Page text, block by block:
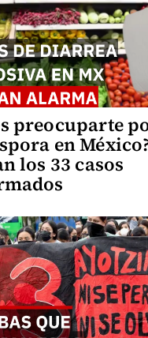
preocuparte
en
los 33 casos